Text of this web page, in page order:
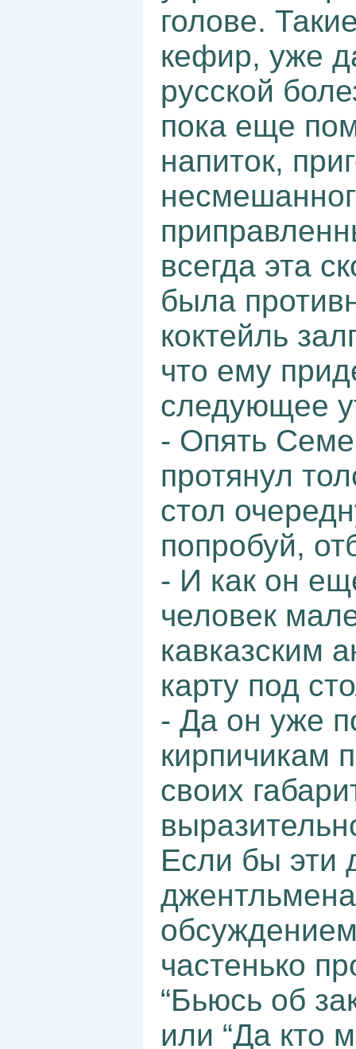
голове.
кефир, уже
русской
пока еще
напиток,
всегда эта
была
коктейль
что ему
следующее
- Опять
протянул
стол
попробуй,
- И как он
человек
кавказским
карту под
- Да он уже
кирпичикам
своих
Если бы эти
частенько
“Бьюсь об
или “Да кто